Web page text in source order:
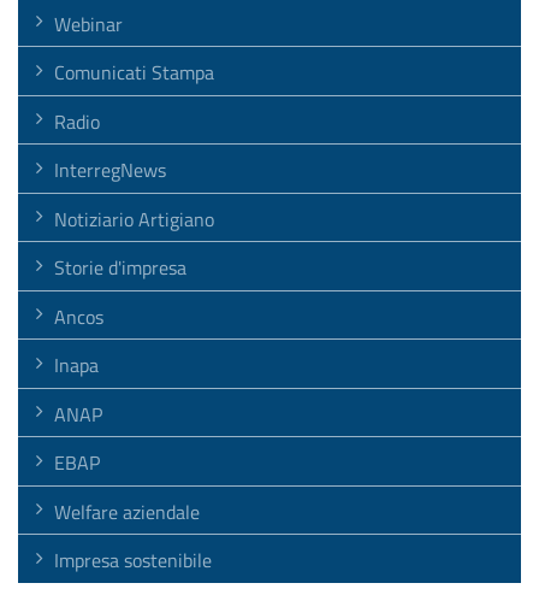
Webinar
Comunicati Stampa
Radio
InterregNews
Notiziario Artigiano
Storie d'impresa
Ancos
Inapa
ANAP
EBAP
Welfare aziendale
Impresa sostenibile